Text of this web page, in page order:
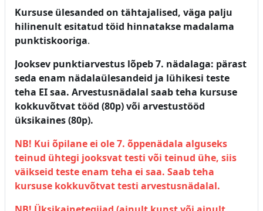
Kursuse ülesanded on tähtajalised, väga palju
hilinenult esitatud töid hinnatakse madalama
punktiskooriga.
Jooksev punktiarvestus lõpeb 7. nädalaga: pärast
seda enam nädalaülesandeid ja lühikesi teste
teha EI saa. Arvestusnädalal saab teha kursuse
kokkuvõtvat tööd (80p) või arvestustööd
üksikaines (80p).
NB! Kui õpilane ei ole 7. õppenädala alguseks
teinud ühtegi jooksvat testi või teinud ühe, siis
väikseid teste enam teha ei saa. Saab teha
kursuse kokkuvõtvat testi arvestusnädalal.